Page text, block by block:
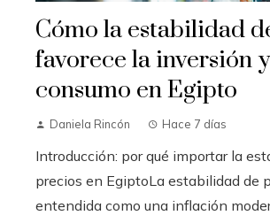
Cómo la estabilidad
favorece la inversión
consumo en Egipto
Daniela Rincón Hace 7 días
Introducción: por qué importar la
precios en EgiptoLa estabilidad de
entendida como una inflación